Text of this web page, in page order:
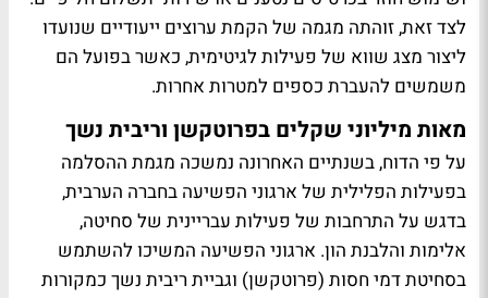
לצד זאת, זוהתה מגמה של הקמת ערוצים ייעודיים שנועדו
ליצור מצג שווא של פעילות לגיטימית, כאשר בפועל הם
משמשים להעברת כספים למטרות אחרות.
מאות מיליוני שקלים בפרוטקשן וריבית נשך
על פי הדוח, בשנתיים האחרונה נמשכה מגמת ההסלמה
בפעילות הפלילית של ארגוני הפשיעה בחברה הערבית,
בדגש על התרחבות של פעילות עבריינית של סחיטה,
אלימות והלבנת הון. ארגוני הפשיעה המשיכו להשתמש
בסחיטת דמי חסות (פרוטקשן) וגביית ריבית נשך כמקורות